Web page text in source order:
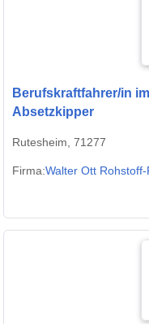
Berufskraftfahrer/in
Absetzkipper
Rutesheim, 71277
Firma:Walter Ott